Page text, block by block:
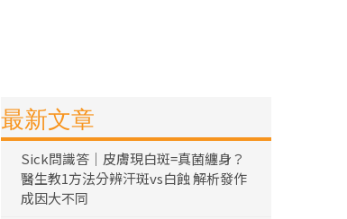
最新文章
Sick問識答｜皮膚現白斑=真菌纏身？
醫生教1方法分辨汗斑vs白蝕 解析發作
成因大不同